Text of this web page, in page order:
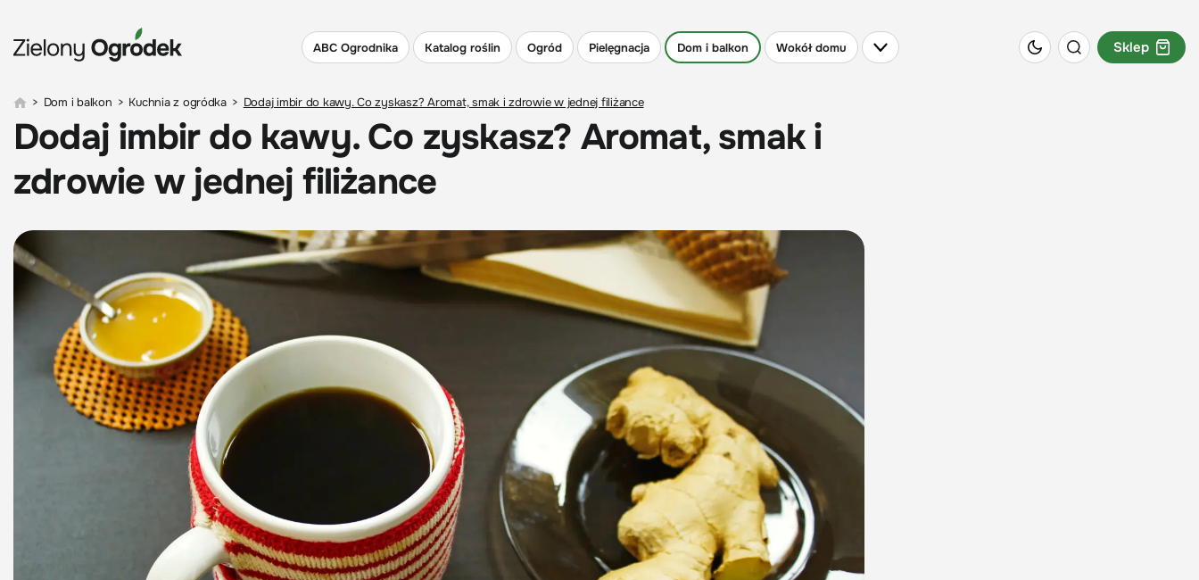
ABC Ogrodnika Katalog roślin Ogród Pielęgnacja Dom i balkon Wokół domu Sklep
> Dom i balkon > Kuchnia z ogródka > Dodaj imbir do kawy. Co zyskasz? Aromat, smak i zdrowie w jednej filiżance
Dodaj imbir do kawy. Co zyskasz? Aromat, smak i
zdrowie w jednej filiżance